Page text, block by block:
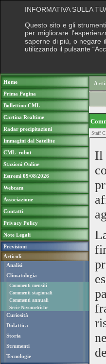
Home
Prima Pagina
Bollettino CML
Cartina Realtime
Radar precipitazioni
Immagini dal Satellite
CML_robot
Stazioni Online
Estremi 09/08/2026
Webcam
Associazione
Contatti
Privacy Policy
Note Legali
Previsioni
Articoli
Analisi
Climatologia
Commenti mensili
Commenti stagionali
Commenti annuali
Serie Nivometriche
Curiosità
Didattica
Storia
Strumenti
Tecnologie
Staff
Il
INFORMATIVA SULLA
Questo sito e gli
per migliorare
saperne di più, o negare
utilizzando il pulsante